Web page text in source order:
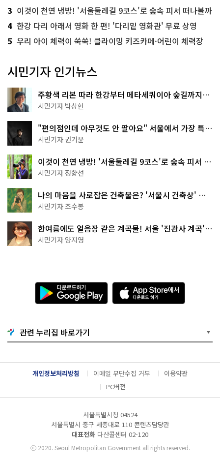
3 이것이 천연 냉방! '서울둘레길 9코스'로 숲속 피서 떠나볼까
4 한강 다리 아래서 영화 한 편! '다리밑 영화관' 무료 상영
5 우리 아이 체력이 쑥쑥! 클라이밍 키즈카페·어린이 체력장
시민기자 인기뉴스
주황색 리본 따라 한강부터 메타세쿼이아 숲길까지…
서울둘레길 15코스
시민기자 박상현
"편의점인데 아무것도 안 팔아요" 서울에서 가장 특별
한 편의점의 정체
시민기자 권기윤
이것이 천연 냉방! '서울둘레길 9코스'로 숲속 피서 떠
나볼까
시민기자 정향선
나의 마음을 사로잡은 건축물은? '서울시 건축상' 수
상작 공개!
시민기자 조수봉
한여름에도 얼음장 같은 계곡물! 서울 '진관사 계곡'이
천국이네~
시민기자 양지영
다
운
로
기
G
o
g
l
e
l
A
p
p
e
서
다
운
드
관련 누리집 바로가기
개인정보처리방침 이메일 무단수집 거부
이용약관
PC버전
서울특별시청 04524
서울특별시 중구 세종대로 110 콘텐츠담당관
대표전화 다산콜센터 02-120
ⓒ2020. Seoul Metropolitan Government all rights reserved.